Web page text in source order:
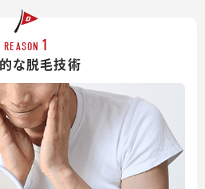
REASON 1
な脱毛技術